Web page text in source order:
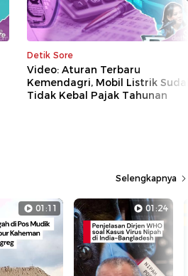
Detik Sore
Video: Aturan Terbaru
Kemendagri, Mobil Listrik Sudah
Tidak Kebal Pajak Tahunan
Selengkapnya
01:11 01:24